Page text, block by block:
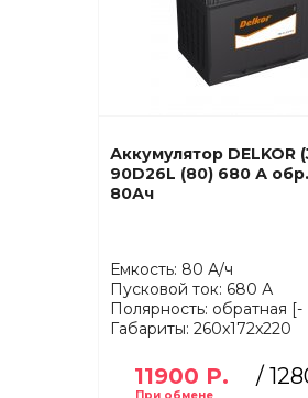
Аккумулятор DELKOR
90D26L (80) 680 А
80Ач
Емкость: 80 А/ч
Пусковой ток: 680 А
Полярность: обратная [-
Габариты: 260x172x220
11900 Р. /